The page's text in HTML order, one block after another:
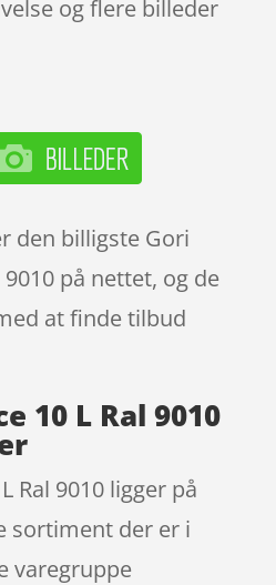
og flere billeder
den billigste Gori
9010 på nettet, og de
at finde tilbud
10 L Ral 9010
Ral 9010 ligger på
sortiment der er i
varegruppe